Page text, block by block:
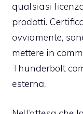
qualsiasi
prodotti.
ovviamente,
mettere in
Thunderbolt
esterna.